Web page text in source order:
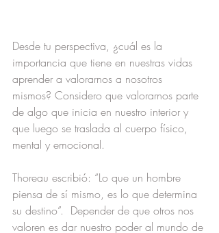
Desde tu perspectiva, ¿cuál es la
importancia que tiene en nuestras vidas
aprender a valorarnos a nosotros
mismos? Considero que valorarnos parte
de algo que inicia en nuestro interior y
que luego se traslada al cuerpo físico,
mental y emocional.
Thoreau escribió: “Lo que un hombre
piensa de sí mismo, es lo que determina
su destino”.  Depender de que otros nos
valoren es dar nuestro poder al mundo de